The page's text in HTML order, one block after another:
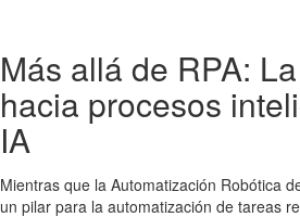
Más allá de RPA:
hacia procesos
IA
Mientras que la Automatización Robótica
un pilar para la automatización de tareas